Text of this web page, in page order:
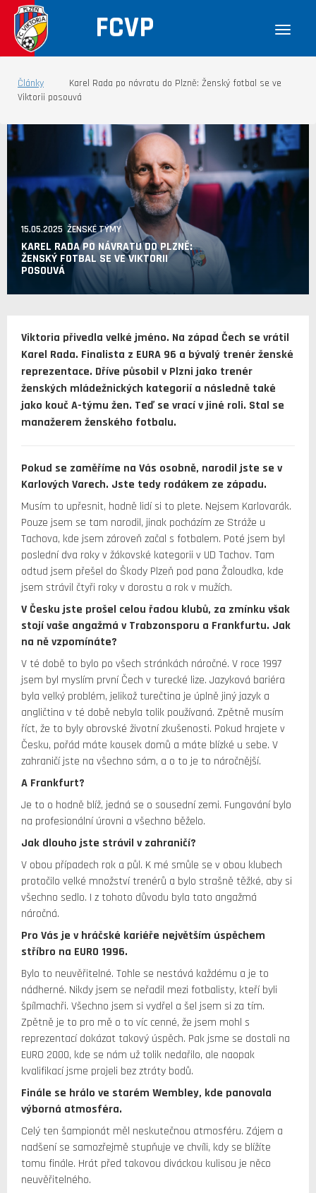
FCVP
Články
Karel Rada po návratu do Plzně: Ženský fotbal se ve
Viktorii posouvá
15.05.2025 ŽENSKÉ TÝMY
KAREL RADA PO NÁVRATU DO PLZNĚ:
ŽENSKÝ FOTBAL SE VE VIKTORII
POSOUVÁ
Viktoria přivedla velké jméno. Na západ Čech se vrátil
Karel Rada. Finalista z EURA 96 a bývalý trenér ženské
reprezentace. Dříve působil v Plzni jako trenér
ženských mládežnických kategorií a následně také
jako kouč A-týmu žen. Teď se vrací v jiné roli. Stal se
manažerem ženského fotbalu.
Pokud se zaměříme na Vás osobně, narodil jste se v
Karlových Varech. Jste tedy rodákem ze západu.
Musím to upřesnit, hodně lidí si to plete. Nejsem Karlovarák.
Pouze jsem se tam narodil, jinak pocházím ze Stráže u
Tachova, kde jsem zároveň začal s fotbalem. Poté jsem byl
poslední dva roky v žákovské kategorii v UD Tachov. Tam
odtud jsem přešel do Škody Plzeň pod pana Žaloudka, kde
jsem strávil čtyři roky v dorostu a rok v mužích.
V Česku jste prošel celou řadou klubů, za zmínku však
stojí vaše angažmá v Trabzonsporu a Frankfurtu. Jak
na ně vzpomínáte?
V té době to bylo po všech stránkách náročné. V roce 1997
jsem byl myslím první Čech v turecké lize. Jazyková bariéra
byla velký problém, jelikož turečtina je úplně jiný jazyk a
angličtina v té době nebyla tolik používaná. Zpětně musím
říct, že to byly obrovské životní zkušenosti. Pokud hrajete v
Česku, pořád máte kousek domů a máte blízké u sebe. V
zahraničí jste na všechno sám, a o to je to náročnější.
A Frankfurt?
Je to o hodně blíž, jedná se o sousední zemi. Fungování bylo
na profesionální úrovni a všechno běželo.
Jak dlouho jste strávil v zahraničí?
V obou případech rok a půl. K mé smůle se v obou klubech
protočilo velké množství trenérů a bylo strašně těžké, aby si
všechno sedlo. I z tohoto důvodu byla tato angažmá
náročná.
Pro Vás je v hráčské kariéře největším úspěchem
stříbro na EURO 1996.
Bylo to neuvěřitelné. Tohle se nestává každému a je to
nádherné. Nikdy jsem se neřadil mezi fotbalisty, kteří byli
špílmachři. Všechno jsem si vydřel a šel jsem si za tím.
Zpětně je to pro mě o to víc cenné, že jsem mohl s
reprezentací dokázat takový úspěch. Pak jsme se dostali na
EURO 2000, kde se nám už tolik nedařilo, ale naopak
kvalifikací jsme projeli bez ztráty bodů.
Finále se hrálo ve starém Wembley, kde panovala
výborná atmosféra.
Celý ten šampionát měl neskutečnou atmosféru. Zájem a
nadšení se samozřejmě stupňuje ve chvíli, kdy se blížíte
tomu finále. Hrát před takovou diváckou kulisou je něco
neuvěřitelného.